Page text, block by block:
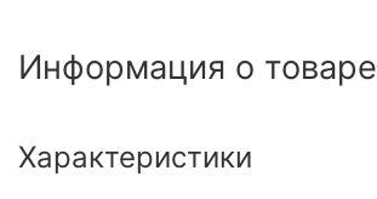
Информация о товаре
Характеристики